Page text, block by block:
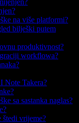
na više platformi?
bilješki putem
produktivnost?
workflowa?
Note Takera?
sa sastanka naglas?
štedi vrijeme?